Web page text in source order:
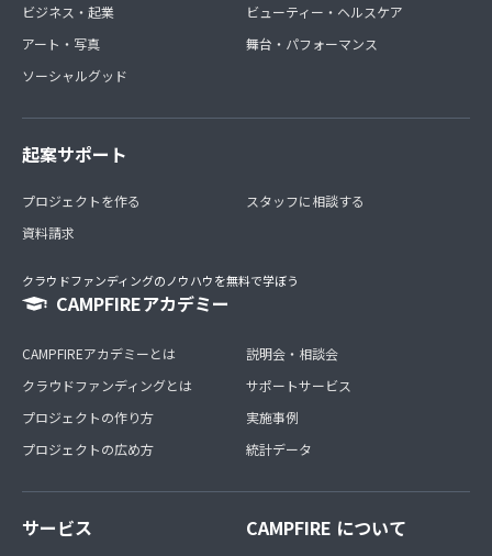
ビジネス・起業
アート・写真
ソーシャルグッド
ビューティー・ヘルスケア
舞台・パフォーマンス
起案サポート
プロジェクトを作る
資料請求
スタッフに相談する
クラウドファンディングのノウハウを無料で学ぼう
CAMPFIREアカデミー
CAMPFIREアカデミーとは
クラウドファンディングとは
プロジェクトの作り方
プロジェクトの広め方
説明会・相談会
サポートサービス
実施事例
統計データ
サービス CAMPFIRE について